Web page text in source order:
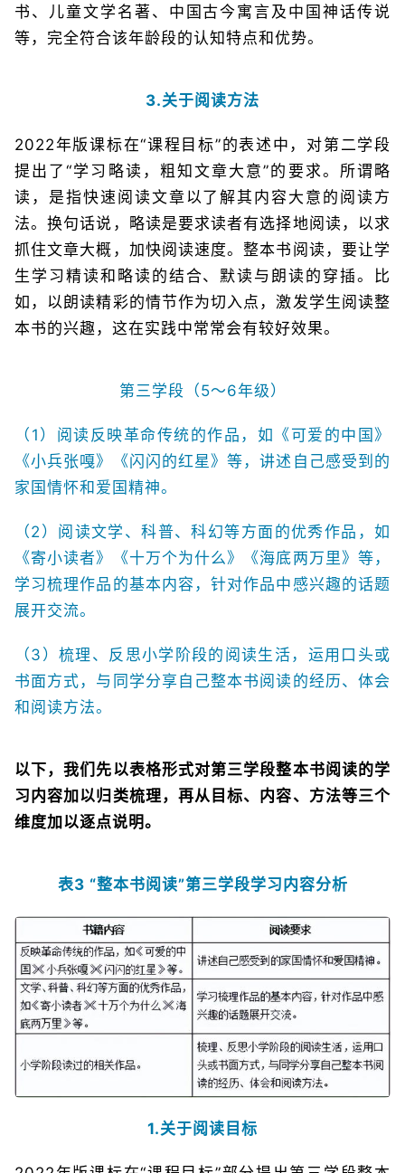
书、儿童文学名著、中国古今寓言及中国神话传说
等，完全符合该年龄段的认知特点和优势。
3.关于阅读方法
2022年版课标在“课程目标”的表述中，对第二学段
提出了“学习略读，粗知文章大意”的要求。所谓略
读，是指快速阅读文章以了解其内容大意的阅读方
法。换句话说，略读是要求读者有选择地阅读，以求
抓住文章大概，加快阅读速度。整本书阅读，要让学
生学习精读和略读的结合、默读与朗读的穿插。比
如，以朗读精彩的情节作为切入点，激发学生阅读整
本书的兴趣，这在实践中常常会有较好效果。
第三学段（5～6年级）
（1）阅读反映革命传统的作品，如《可爱的中国》
《小兵张嘎》《闪闪的红星》等，讲述自己感受到的
家国情怀和爱国精神。
（2）阅读文学、科普、科幻等方面的优秀作品，如
《寄小读者》《十万个为什么》《海底两万里》等，
学习梳理作品的基本内容，针对作品中感兴趣的话题
展开交流。
（3）梳理、反思小学阶段的阅读生活，运用口头或
书面方式，与同学分享自己整本书阅读的经历、体会
和阅读方法。
以下，我们先以表格形式对第三学段整本书阅读的学
习内容加以归类梳理，再从目标、内容、方法等三个
维度加以逐点说明。
表3 “整本书阅读”第三学段学习内容分析
1.关于阅读目标